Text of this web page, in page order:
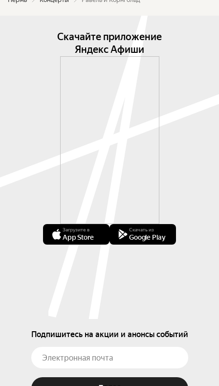
Скачайте приложение
Яндекс Афиши
Загрузите в
App Store
Скачать из
Google Play
Подпишитесь на акции и анонсы событий